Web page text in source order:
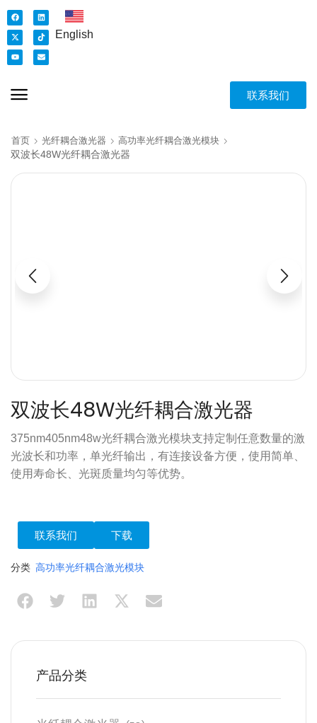
English
联系我们
首页 光纤耦合激光器 高功率光纤耦合激光模块
双波长48W光纤耦合激光器
双波长48W光纤耦合激光器
375nm405nm48w光纤耦合激光模块支持定制任意数量的激
光波长和功率，单光纤输出，有连接设备方便，使用简单、
使用寿命长、光斑质量均匀等优势。
联系我们 下载
分类 高功率光纤耦合激光模块
产品分类